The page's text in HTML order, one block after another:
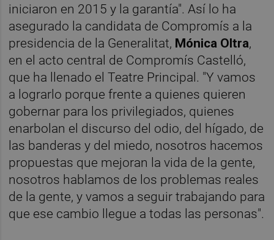
iniciaron en 2015 y la garantía". Así lo ha
asegurado la candidata de Compromís a la
presidencia de la Generalitat, Mónica Oltra,
en el acto central de Compromís Castelló,
que ha llenado el Teatre Principal. "Y vamos
a lograrlo porque frente a quienes quieren
gobernar para los privilegiados, quienes
enarbolan el discurso del odio, del hígado, de
las banderas y del miedo, nosotros hacemos
propuestas que mejoran la vida de la gente,
nosotros hablamos de los problemas reales
de la gente, y vamos a seguir trabajando para
que ese cambio llegue a todas las personas".